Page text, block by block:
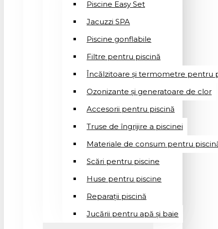
Piscine Easy Set
Jacuzzi SPA
Piscine gonflabile
Filtre pentru piscină
Încălzitoare și termometre pentru
Ozonizante și generatoare de clor
Accesorii pentru piscină
Truse de îngrijire a piscinei
Materiale de consum pentru
Scări pentru piscine
Huse pentru piscine
Reparații piscină
Jucării pentru apă și baie